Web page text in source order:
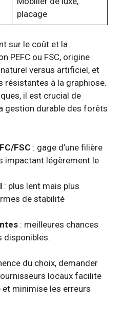
placage
sur le coût et la
PEFC ou FSC, origine
versus artificiel, et
résistantes à la graphiose.
il est crucial de
gestion durable des forêts
FSC : gage d’une filière
impactant légèrement le
: plus lent mais plus
de stabilité
: meilleures chances
disponibles.
du choix, demander
locaux facilite
et minimise les erreurs